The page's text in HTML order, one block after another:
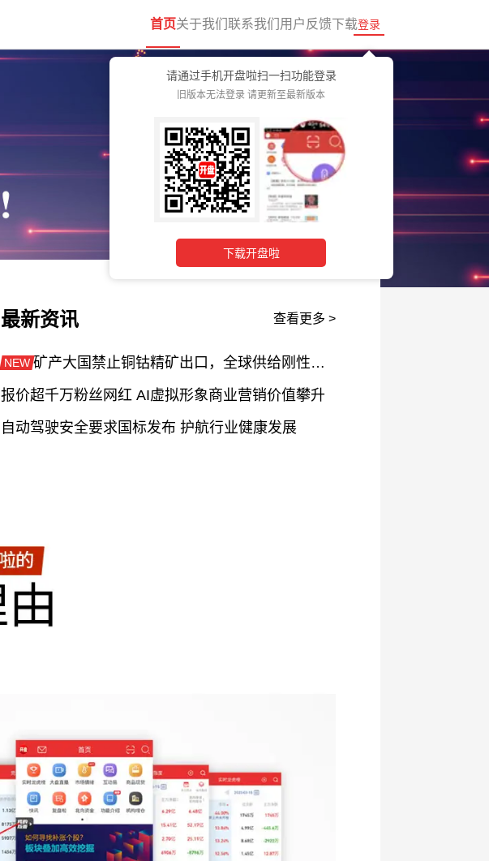
首页关于我们 联系我们 用户反馈下载登录
请通过手机开盘啦扫一扫功能登录
旧版本无法登录 请更新至最新版本
下载开盘啦
最新资讯 查看更多 >
NEW
矿产大国禁止铜钴精矿出口，全球供给刚性收缩
报价超千万粉丝网红 AI虚拟形象商业营销价值攀升
自动驾驶安全要求国标发布 护航行业健康发展